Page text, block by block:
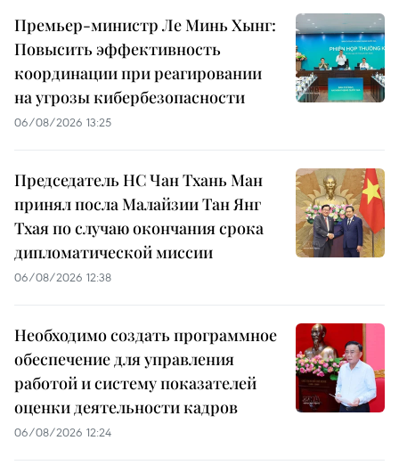
Премьер-министр Ле Минь Хынг:
Повысить эффективность
координации при реагировании
на угрозы кибербезопасности
06/08/2026 13:25
Председатель НС Чан Тхань Ман
принял посла Малайзии Тан Янг
Тхая по случаю окончания срока
дипломатической миссии
06/08/2026 12:38
Необходимо создать программное
обеспечение для управления
работой и систему показателей
оценки деятельности кадров
06/08/2026 12:24